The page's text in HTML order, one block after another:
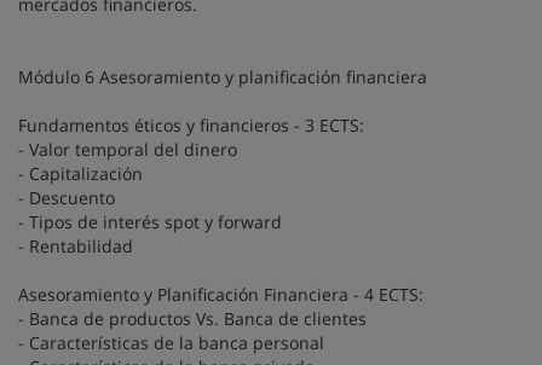
Módulo 6 Asesoramiento y planificación financiera
Fundamentos éticos y financieros - 3 ECTS:
- Valor temporal del dinero
- Capitalización
- Descuento
- Tipos de interés spot y forward
- Rentabilidad
Asesoramiento y Planificación Financiera - 4 ECTS:
- Banca de productos Vs. Banca de clientes
- Características de la banca personal